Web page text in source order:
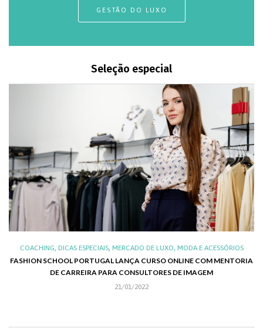
GESTÃO DO LUXO
Seleção especial
COACHING, DICAS ESPECIAIS, MERCADO DE LUXO, MODA E ACESSÓRIOS
FASHION SCHOOL PORTUGAL LANÇA CURSO ONLINE COM MENTORIA
DE CARREIRA PARA CONSULTORES DE IMAGEM
21/01/2022